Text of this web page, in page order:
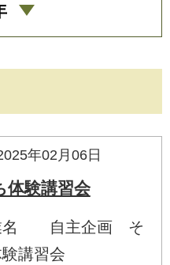
年02月06日
体験講習会
名 自主企画 そ
講習会